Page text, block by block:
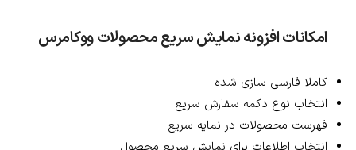
امکانات افزونه نمایش سریع محصولات ووکامرس
کاملا فارسی سازی شده
انتخاب نوع دکمه سفارش سریع
فهرست محصولات در نمایه سریع